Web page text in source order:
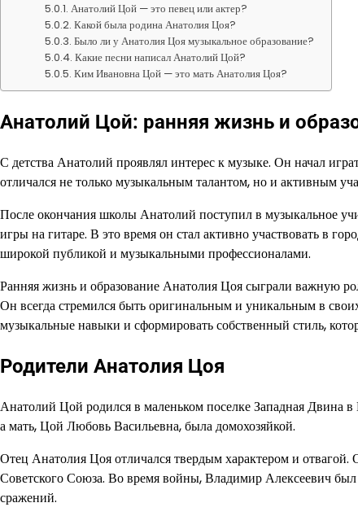
Анатолий Цой — это певец или актер?
Какой была родина Анатолия Цоя?
Было ли у Анатолия Цоя музыкальное образование?
Какие песни написал Анатолий Цой?
Ким Ивановна Цой — это мать Анатолия Цоя?
Анатолий Цой: ранняя жизнь и
С детства Анатолий проявлял интерес к музыке. Он начал
отличался не только музыкальным талантом, но и активным
После окончания школы Анатолий поступил в музыкальное
игры на гитаре. В это время он стал активно участвовать в
широкой публикой и музыкальными профессионалами.
Ранняя жизнь и образование Анатолия Цоя сыграли важную
Он всегда стремился быть оригинальным и уникальным в
музыкальные навыки и сформировать собственный стиль,
Родители Анатолия Цоя
Анатолий Цой родился в маленьком поселке Западная Двина
а мать, Цой Любовь Васильевна, была домохозяйкой.
Отец Анатолия Цоя отличался твердым характером и
Советского Союза. Во время войны, Владимир Алексеевич
сражений.